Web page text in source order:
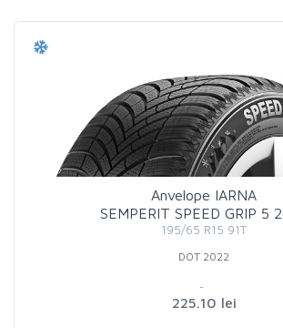
Anvelope IARNA
SEMPERIT SPEED GRIP 5
195/65 R15 91T
DOT 2022
225.10 lei